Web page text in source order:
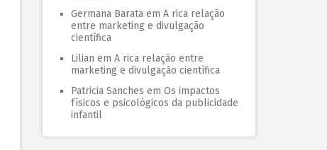
Germana Barata em A rica relação
entre marketing e divulgação
científica
Lilian em A rica relação entre
marketing e divulgação científica
Patricia Sanches em Os impactos
físicos e psicológicos da publicidade
infantil